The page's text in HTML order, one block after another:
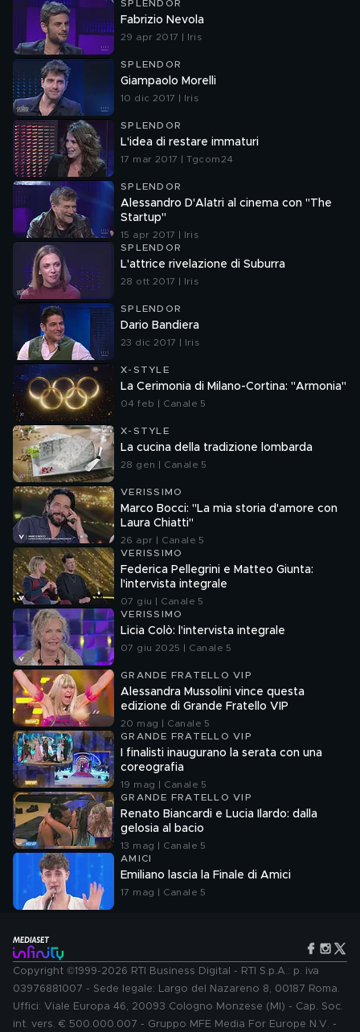
SPLENDOR
Fabrizio Nevola
29 apr 2017 | Iris
SPLENDOR
Giampaolo Morelli
10 dic 2017 | Iris
SPLENDOR
L'idea di restare immaturi
17 mar 2017 | Tgcom24
SPLENDOR
Alessandro D'Alatri al cinema con "The
Startup"
15 apr 2017 | Iris
SPLENDOR
L'attrice rivelazione di Suburra
28 ott 2017 | Iris
SPLENDOR
Dario Bandiera
23 dic 2017 | Iris
X-STYLE
La Cerimonia di Milano-Cortina: "Armonia"
04 feb | Canale 5
X-STYLE
La cucina della tradizione lombarda
28 gen | Canale 5
VERISSIMO
Marco Bocci: "La mia storia d'amore con
Laura Chiatti"
26 apr | Canale 5
VERISSIMO
Federica Pellegrini e Matteo Giunta:
l'intervista integrale
07 giu | Canale 5
VERISSIMO
Licia Colò: l'intervista integrale
07 giu 2025 | Canale 5
GRANDE FRATELLO VIP
Alessandra Mussolini vince questa
edizione di Grande Fratello VIP
20 mag | Canale 5
GRANDE FRATELLO VIP
I finalisti inaugurano la serata con una
coreografia
19 mag | Canale 5
GRANDE FRATELLO VIP
Renato Biancardi e Lucia Ilardo: dalla
gelosia al bacio
13 mag | Canale 5
AMICI
Emiliano lascia la Finale di Amici
17 mag | Canale 5
Copyright ©1999-2026 RTI Business Digital - RTI S.p.A.: p. iva
03976881007 - Sede legale: Largo del Nazareno 8, 00187 Roma.
Uffici: Viale Europa 46, 20093 Cologno Monzese (MI) - Cap. Soc.
int. vers. € 500.000.007 - Gruppo MFE Media For Europe N.V. -